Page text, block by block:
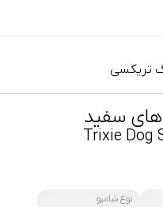
تریکسی
سفید
Trixie Dog
نوع شامپو